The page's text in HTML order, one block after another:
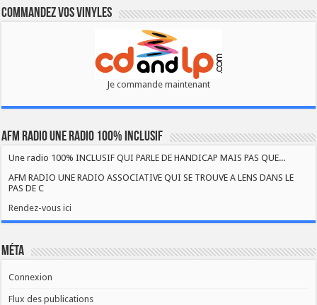
Commandez vos vinyles
Je commande maintenant
AFM RADIO UNE RADIO 100% INCLUSIF
Une radio 100% INCLUSIF QUI PARLE DE HANDICAP MAIS PAS QUE...
AFM RADIO UNE RADIO ASSOCIATIVE QUI SE TROUVE A LENS DANS LE
PAS DE C
Rendez-vous ici
Méta
Connexion
Flux des publications